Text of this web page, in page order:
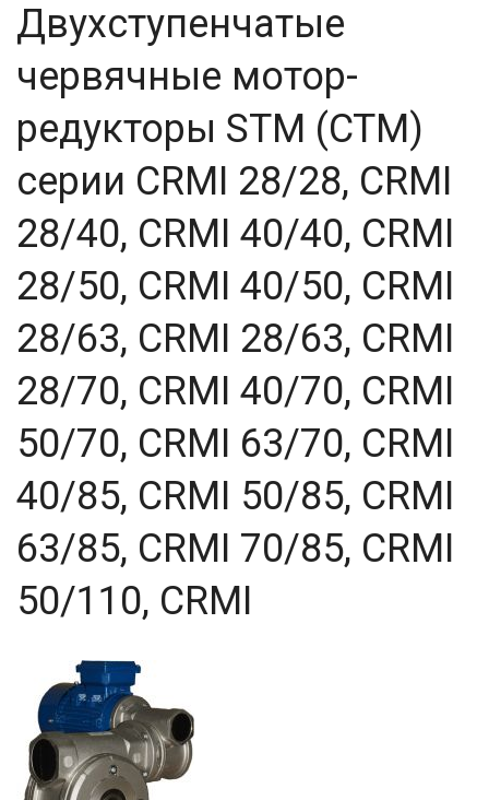
Двухступенчатые
червячные мотор-
редукторы STM (СТМ)
серии CRMI 28/28, CRMI
28/40, CRMI 40/40, CRMI
28/50, CRMI 40/50, CRMI
28/63, CRMI 28/63, CRMI
28/70, CRMI 40/70, CRMI
50/70, CRMI 63/70, CRMI
40/85, CRMI 50/85, CRMI
63/85, CRMI 70/85, CRMI
50/110, CRMI